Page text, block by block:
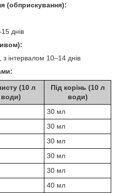
(обприскування):
днів
інтервалом 10–14 днів
(10 л
води)
Під корінь (10 л
води)
30 мл
30 мл
30 мл
30 мл
30 мл
40 мл